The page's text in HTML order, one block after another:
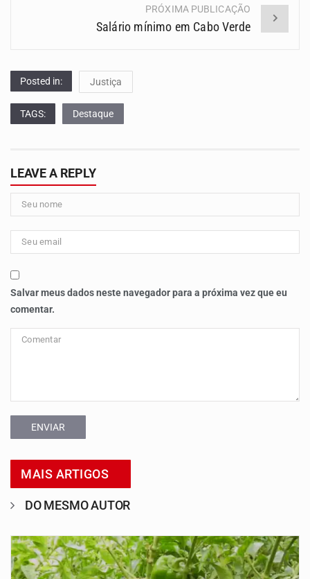
PRÓXIMA PUBLICAÇÃO
Salário mínimo em Cabo Verde
Posted in: Justiça
TAGS: Destaque
LEAVE A REPLY
Salvar meus dados neste navegador para a próxima vez que eu
comentar.
ENVIAR
MAIS ARTIGOS
DO MESMO AUTOR